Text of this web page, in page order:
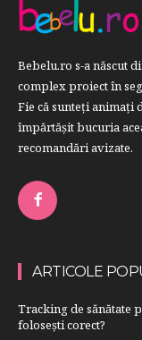
Bebelu.ro s-a născut
complex proiect în
Fie că sunteţi animaţi
împărtăşit bucuria
recomandări avizate.
ARTICOLE
Tracking de sănătate
folosești corect?